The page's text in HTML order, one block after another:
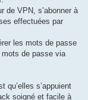
de VPN, s’abonner à
effectuées par
les mots de passe
de passe via
qu’elles s’appuient
soigné et facile à